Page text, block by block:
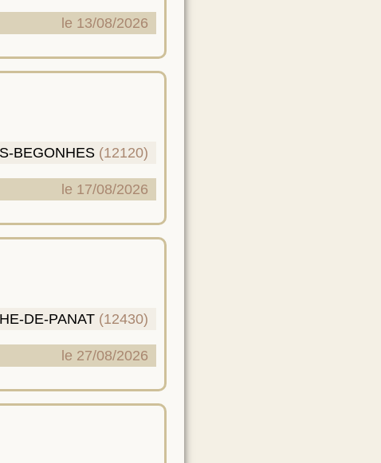
le 13/08/2026
BEGONHES (12120)
le 17/08/2026
DE-PANAT (12430)
le 27/08/2026